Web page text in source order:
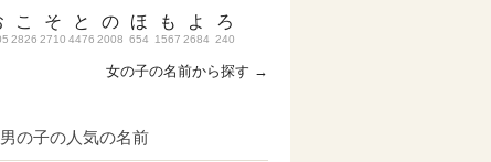
こ
2826
そ
2710
と
4476
の
2008
ほ
654
も
1567
よ
2684
ろ
240
女の子の名前から探す →
男の子の人気の名前